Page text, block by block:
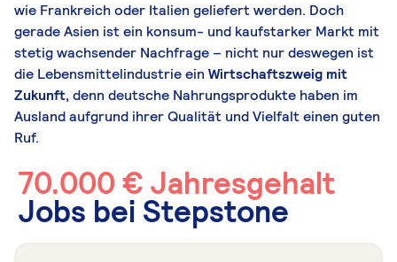
wie Frankreich oder Italien geliefert werden. Doch
gerade Asien ist ein konsum- und kaufstarker Markt mit
stetig wachsender Nachfrage – nicht nur deswegen ist
die Lebensmittelindustrie ein Wirtschaftszweig mit
Zukunft, denn deutsche Nahrungsprodukte haben im
Ausland aufgrund ihrer Qualität und Vielfalt einen guten
Ruf.
70.000 € Jahresgehalt
Jobs bei Stepstone